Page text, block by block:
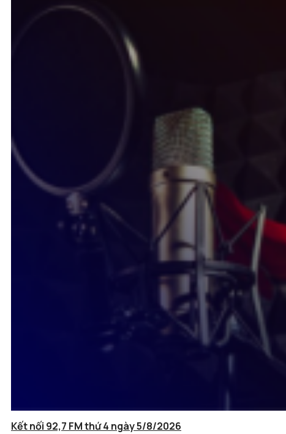
Kết nối 92,7 FM thứ 4 ngày 5/8/2026